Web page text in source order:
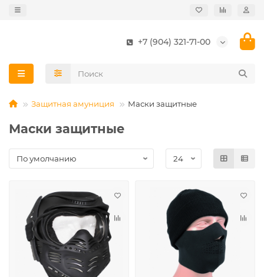
+7 (904) 321-71-00
Защитная амуниция Маски защитные
Маски защитные